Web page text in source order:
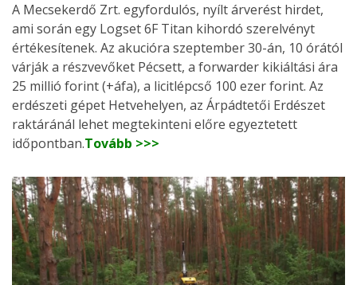
A Mecsekerdő Zrt. egyfordulós, nyílt árverést hirdet,
ami során egy Logset 6F Titan kihordó szerelvényt
értékesítenek. Az akucióra szeptember 30-án, 10 órától
várják a részvevőket Pécsett, a forwarder kikiáltási ára
25 millió forint (+áfa), a licitlépcső 100 ezer forint. Az
erdészeti gépet Hetvehelyen, az Árpádtetői Erdészet
raktáránál lehet megtekinteni előre egyeztetett
időpontban.Tovább >>>